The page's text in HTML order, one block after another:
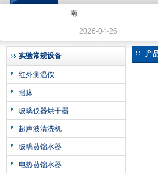
北京北拓仪器设备有限公司
南
2026-04-26
实验常规设备
红外测温仪
摇床
玻璃仪器烘干器
超声波清洗机
玻璃蒸馏水器
电热蒸馏水器
产